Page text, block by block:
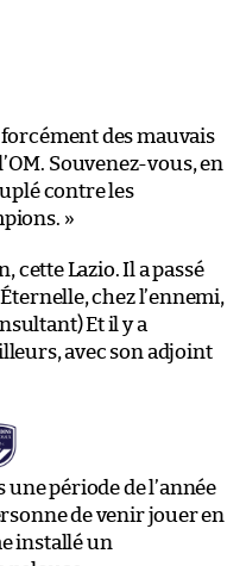
des mauvais
Souvenez-vous, en
contre les
»
cette Lazio. Il a passé
chez l’ennemi,
Et il y a
avec son adjoint
période de l’année
de venir jouer en
installé un